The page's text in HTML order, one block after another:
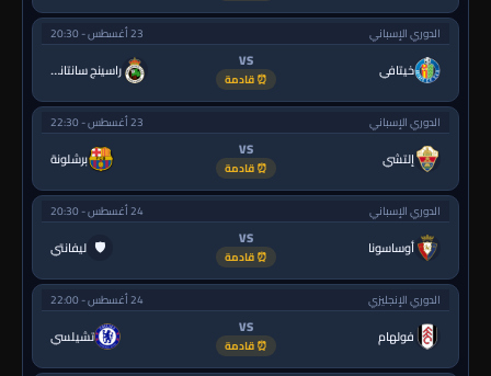
الدوري الإسباني 23 أغسطس - 20:30
خيتافي VS
⏰ قادمة راسينج سانتاندير
الدوري الإسباني 23 أغسطس - 22:30
إلتشي VS
⏰ قادمة برشلونة
الدوري الإسباني 24 أغسطس - 20:30
أوساسونا VS
⏰ قادمة ليفانتي 🛡
الدوري الإنجليزي 24 أغسطس - 22:00
فولهام VS
⏰ قادمة تشيلسي